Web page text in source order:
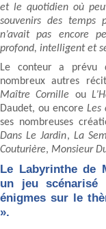
et le quotidien où
souvenirs des temps
n’avait pas encore
profond, intelligent et
Le conteur a prévu
nombreux autres
Maître Cornille ou
Daudet, ou encoreLes
ses nombreuses
Dans Le Jardin, La
Couturière, Monsieur
Le Labyrinthe de
un jeu scénarisé
énigmes sur le
».